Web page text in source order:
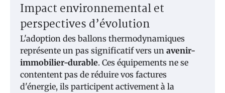
Impact environnemental et
perspectives d’évolution
L'adoption des ballons thermodynamiques
représente un pas significatif vers un avenir-
immobilier-durable. Ces équipements ne se
contentent pas de réduire vos factures
d'énergie, ils participent activement à la